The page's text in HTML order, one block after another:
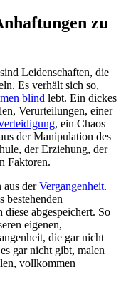
zu
Leidenschaften, die
Es verhält sich so,
blind lebt. Ein dickes
Verurteilungen, einer
, ein Chaos
der Manipulation des
der Erziehung, der
Faktoren.
aus derVergangenheit.
bestehenden
abgespeichert. So
eigenen,
die gar nicht
gar nicht gibt, malen
vollkommen